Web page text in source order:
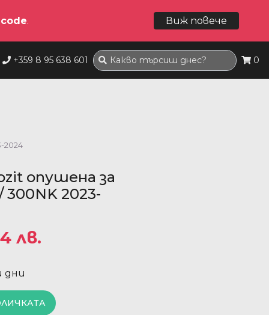
+359 8 95 638 601 0
2024
опушена за
300NK 2023-
лв.
дни
. Виж повече